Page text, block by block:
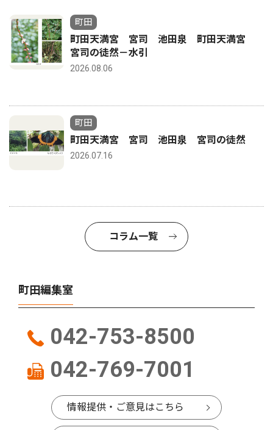
町田
町田天満宮 宮司 池田泉 町田天満宮
宮司の徒然－水引
2026.08.06
町田
町田天満宮 宮司 池田泉 宮司の徒然
2026.07.16
コラム一覧
町田編集室
042-753-8500
042-769-7001
情報提供・ご意見はこちら